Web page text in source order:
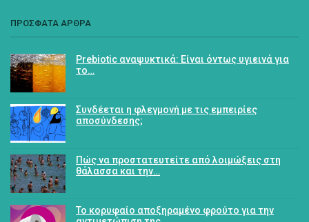
ΠΡΟΣΦΑΤΑ ΑΡΘΡΑ
Prebiotic αναψυκτικά: Είναι όντως υγιεινά για
το…
Συνδέεται η φλεγμονή με τις εμπειρίες
αποσύνδεσης;
Πώς να προστατευτείτε από λοιμώξεις στη
θάλασσα και την…
Το κορυφαίο αποξηραμένο φρούτο για την